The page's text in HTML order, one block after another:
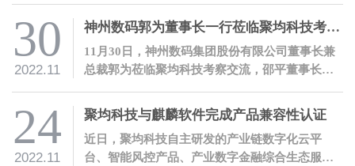
友一行莅临聚均科技参观交流，邵平董事长热烈
欢迎了各位校友的到访。
30
2022.11
神州数码郭为董事长一行莅临聚均科技考察交流
11月30日，神州数码集团股份有限公司董事长兼
总裁郭为莅临聚均科技考察交流，邵平董事长热
24
2022.11
聚均科技与麒麟软件完成产品兼容性认证
近日，聚均科技自主研发的产业链数字化云平
台、智能风控产品、产业数字金融综合生态服务